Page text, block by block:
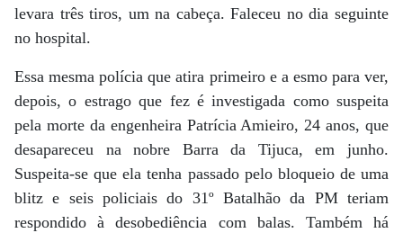
levara três tiros, um na cabeça. Faleceu no dia seguinte
no hospital.
Essa mesma polícia que atira primeiro e a esmo para ver,
depois, o estrago que fez é investigada como suspeita
pela morte da engenheira Patrícia Amieiro, 24 anos, que
desapareceu na nobre Barra da Tijuca, em junho.
Suspeita-se que ela tenha passado pelo bloqueio de uma
blitz e seis policiais do 31º Batalhão da PM teriam
respondido à desobediência com balas. Também há